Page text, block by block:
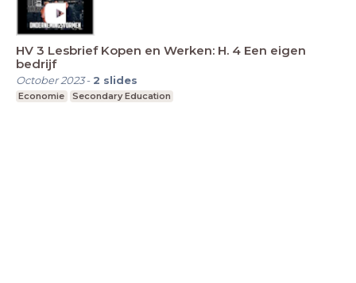
HV 3 Lesbrief Kopen en Werken: H. 4 Een eigen
bedrijf
October 2023- 2 slides
Economie Secondary Education